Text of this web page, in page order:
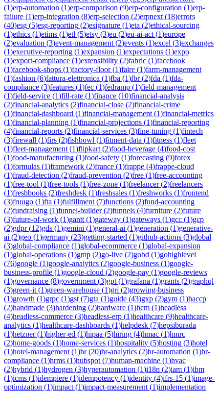
(1)erp-automation (1)erp-comparison (9)erp-configuration (1)erp-
failure (1)erp-integration (8)erp-selection (2)erpnext (18)errors
(40)esg (5)esg-reporting (2)esignature (1)eta (2)ethical-sourcing
(1)ethics (1)etims (1)etl (5)etsy (3)eu (2)eu-ai-act (1)europe
(2)evaluation (3)event-management (2)events (1)excel (3)exchanges
(1)executive-reporting (1)expansion (1)expectations (1)expo
(1)export-compliance (1)extensibility (2)fabric (1)facebook
(1)facebook-shops (1)factory-floor(1)faire (1)farm-management
(1)fashion (6)fattura-elettronica (1)fba (1)fbr(2)fda (1)fda-
compliance (3)features (1)fec (1)fedramp (1)field-management
(1)field-service (1)fill-rate (1)finance (10)financial-analysis
(2)financial-analytics (2)financial-close (2)financial-crime
(1)financial-dashboard (1)financial-management (1)financial-metrics
(1)financial-planning (1)financial-projections (1)financial-reporting
(4)financial-reports (2)financial-services (3)fine-tuning (1)fintech
(3)firewall (1)firs (2)fishbowl (1)fitment-data (1)fitness (1)fleet
(1)fleet-management (1)flipkart (2)food-beverage (4)food-cost
(1)food-manufacturing (1)food-safety (1)forecasting (9)forex
(1)formulas (1)framework (2)france (1)frappe (4)frappe-cloud
(1)fraud-detection (2)fraud-prevention (2)free (1)free-accounting
(1)free-tool (1)free-tools (1)free-zone (1)freelancer(2)freelancers
(1)freshbooks (2)freshdesk (1)freshsales (1)freshworks (1)frontend
(3)fruugo (1)fta (1)fulfillment (7)functions (2)fund-accounting
(2)fundraising (1)funnel-builder(2)funnels (4)furniture (2)future
(3)future-of-work (1)gantt (1)gateway (1)gateways (1)gcc (1)gcp
(2)gdpr(12)gds (1)gemini (1)general-ai (1)generation (1)generative-
ai (2)geo (1)germany (23)getting-started (1)github-actions (3)global
(3)global-compliance (1)global-ecommerce (1)global-expansion
(1)global-operations (1)gmp (2)go-live (2)gobd (1)gohighlevel
(76)google (1)google-analytics (2)google-business (1)google-
business-profile (1)google-cloud (2)google-pay (1)google-reviews
(1)governance (8)government (3)gpt (1)grafana (1)grants (2)graphql
(3)green-it (1)green-warehouse (1)gri (2)growing-business
(1)growth (1)grpc (1)gst (7)gta (1)guide (43)gxp (2)gym (1)haccp
(2)handmade (3)hardening (2)hardware (1)hcm (1)headless
(4)headless-commerce (3)headless-erp (1)healthcare (9)healthcare-
analytics (1)healthcare-dashboards (1)helpdesk (7)hepsiburada
(1)hetzner(1)higher-ed (1)hipaa (5)hiring (4)hmac (1)hmrc
(2)home-goods (1)home-services (1)hospitality (5)hosting (3)hotel
(1)hotel-management (1)hr(20)hr-analytics (2)hr-automation (1)hr-
compliance (1)hrms (1)hubspot (7)human-machine (1)hvac
(2)hybrid (1)hydrogen (3)hyperautomation (1)i18n (2)iam (1)ibm
(1)icms (1)idempiere (1)idempotency (1)identity (4)ifrs-15 (1)image-
optimization (1)impact (1)impact-measurement (1)implementation